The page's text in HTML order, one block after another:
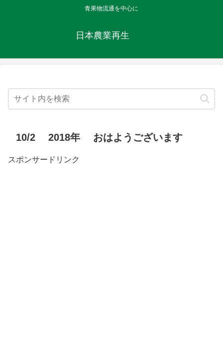
青果物流通を中心に
日本農業再生
10/2 2018年 おはようございます
スポンサードリンク